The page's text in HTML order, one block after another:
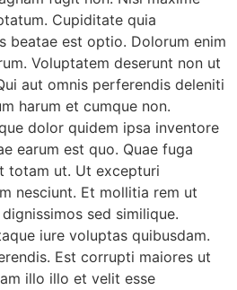
Cupiditate quia
beatae est optio. Dolorum enim
Voluptatem deserunt non ut
aut omnis perferendis deleniti
harum et cumque non.
dolor quidem ipsa inventore
earum est quo. Quae fuga
totam ut. Ut excepturi
nesciunt. Et mollitia rem ut
sed similique.
iure voluptas quibusdam.
Est corrupti maiores ut
illo illo et velit esse